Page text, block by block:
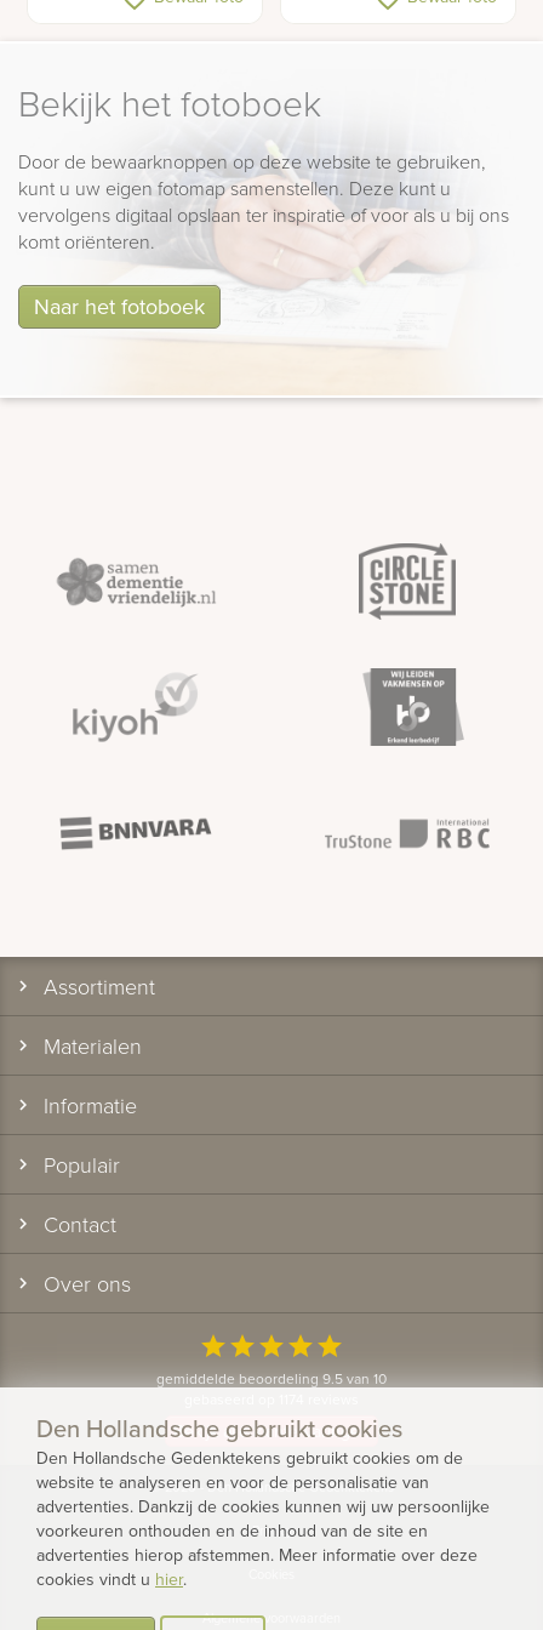
beeldje vogeltjes
Bekijk het fotoboek
Door de bewaarknoppen op deze website te gebruiken,
kunt u uw eigen fotomap samenstellen. Deze kunt u
vervolgens digitaal opslaan ter inspiratie of voor als u bij ons
komt oriënteren.
Naar het fotoboek
Assortiment
Materialen
Informatie
Populair
Contact
Over ons
starstarstarstarstar
gemiddelde beoordeling 9.5 van 10
Bekijk alle klantervaringen
© 2026 - Den Hollandsche Gedenktekens
Privacy
Algemene voorwaarden
Den Hollandsche gebruikt cookies
Den Hollandsche Gedenktekens gebruikt cookies om de
website te analyseren en voor de personalisatie van
advertenties. Dankzij de cookies kunnen wij uw persoonlijke
voorkeuren onthouden en de inhoud van de site en
advertenties hierop afstemmen. Meer informatie over deze
cookies vindt u hier.